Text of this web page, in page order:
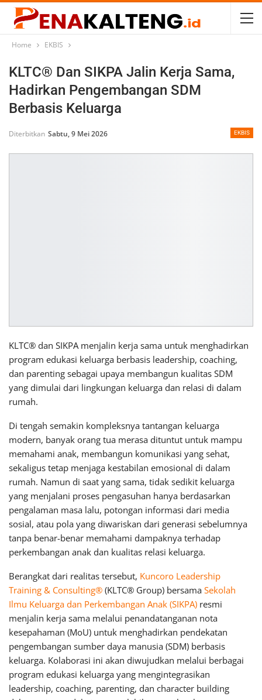
Home EKBIS
KLTC® Dan SIKPA Jalin Kerja Sama,
Hadirkan Pengembangan SDM
Berbasis Keluarga
EKBIS
Diterbitkan Sabtu, 9 Mei 2026
KLTC® dan SIKPA menjalin kerja sama untuk menghadirkan
program edukasi keluarga berbasis leadership, coaching,
dan parenting sebagai upaya membangun kualitas SDM
yang dimulai dari lingkungan keluarga dan relasi di dalam
rumah.
Di tengah semakin kompleksnya tantangan keluarga
modern, banyak orang tua merasa dituntut untuk mampu
memahami anak, membangun komunikasi yang sehat,
sekaligus tetap menjaga kestabilan emosional di dalam
rumah. Namun di saat yang sama, tidak sedikit keluarga
yang menjalani proses pengasuhan hanya berdasarkan
pengalaman masa lalu, potongan informasi dari media
sosial, atau pola yang diwariskan dari generasi sebelumnya
tanpa benar-benar memahami dampaknya terhadap
perkembangan anak dan kualitas relasi keluarga.
Berangkat dari realitas tersebut, Kuncoro Leadership
Training & Consulting® (KLTC® Group) bersama Sekolah
Ilmu Keluarga dan Perkembangan Anak (SIKPA) resmi
menjalin kerja sama melalui penandatanganan nota
kesepahaman (MoU) untuk menghadirkan pendekatan
pengembangan sumber daya manusia (SDM) berbasis
keluarga. Kolaborasi ini akan diwujudkan melalui berbagai
program edukasi keluarga yang mengintegrasikan
leadership, coaching, parenting, dan character building